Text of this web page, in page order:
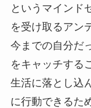
というマインド
を受け取るアン
今までの自分だ
をキャッチする
生活に落とし込
に行動できるた